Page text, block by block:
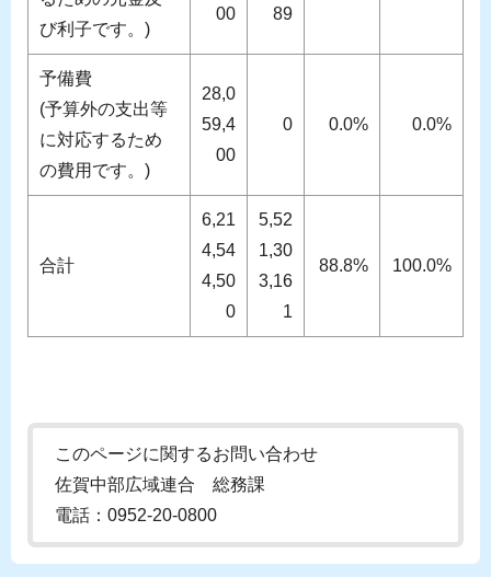
び利子です。)
00
89
予備費
(予算外の支出等
に対応するため
の費用です。)
28,0
59,4
00
0 0.0% 0.0%
合計
6,21
4,54
4,50
0
5,52
1,30
3,16
1
88.8% 100.0%
このページに関するお問い合わせ
佐賀中部広域連合 総務課
電話：0952-20-0800